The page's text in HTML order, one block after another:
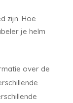
zijn. Hoe
je helm
over de